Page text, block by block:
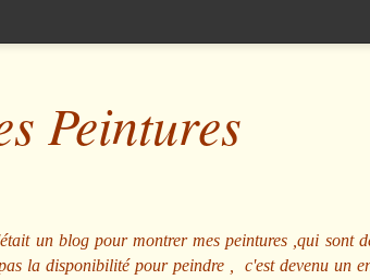
Peintures
un blog pour montrer mes peintures ,qui sont
la disponibilité pour peindre , c'est devenu un